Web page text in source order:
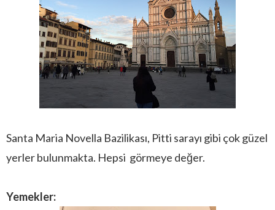
Santa Maria Novella Bazilikası, Pitti sarayı gibi çok güzel
yerler bulunmakta. Hepsi görmeye değer.
Yemekler: